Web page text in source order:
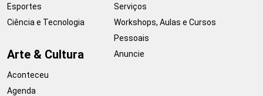
Esportes
Ciência e Tecnologia
Arte & Cultura
Aconteceu
Agenda
Serviços
Workshops, Aulas e Cursos
Pessoais
Anuncie